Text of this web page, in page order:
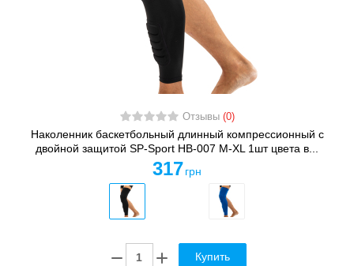
Отзывы (0)
Наколенник баскетбольный длинный компрессионный с
двойной защитой SP-Sport HB-007 M-XL 1шт цвета в...
317 грн
Купить